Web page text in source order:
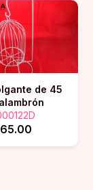
de 45